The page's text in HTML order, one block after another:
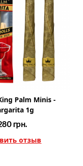
Palm Minis -
1g
грн.
отзыв